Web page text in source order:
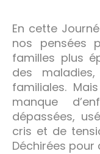
En cette
nos pensées
familles plus
des
familiales.
manque
dépassées,
cris et de
Déchirées pour